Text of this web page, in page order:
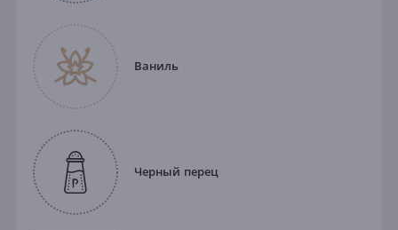
Ваниль
Черный перец